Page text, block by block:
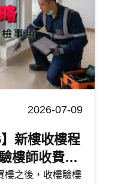
2026-07-09
】新樓收樓程
樓師收費一
樓之後，收樓驗樓